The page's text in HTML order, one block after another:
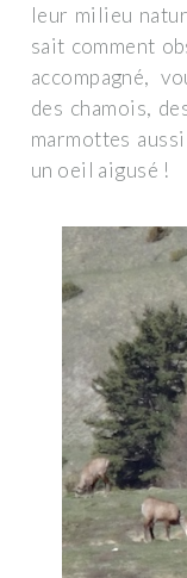
leur milieu
sait comment
accompagné,
des chamois,
marmottes
un oeil aigusé !